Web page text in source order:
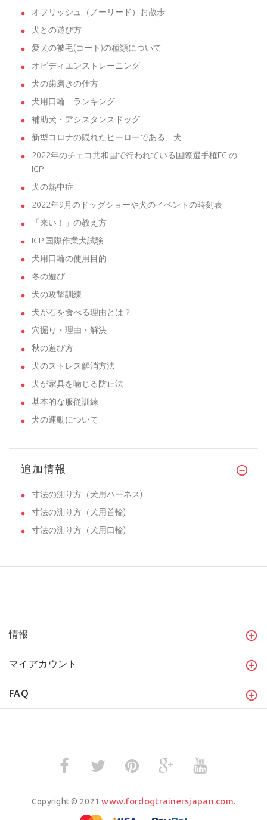
オフリッシュ（ノーリード）お散歩
犬との遊び方
愛犬の被毛(コート)の種類について
オビディエンストレーニング
犬の歯磨きの仕方
犬用口輪 ランキング
補助犬・アシスタンスドッグ
新型コロナの隠れたヒーローである、犬
2022年のチェコ共和国で行われている国際選手権FCIの
IGP
犬の熱中症
2022年9月のドッグショーや犬のイベントの時刻表
「来い！」の教え方
IGP 国際作業犬試験
犬用口輪の使用目的
冬の遊び
犬の攻撃訓練
犬が石を食べる理由とは？
穴掘り・理由・解決
秋の遊び方
犬のストレス解消方法
犬が家具を噛じる防止法
基本的な服従訓練
犬の運動について
追加情報
寸法の測り方（犬用ハーネス)
寸法の測り方（犬用首輪)
寸法の測り方（犬用口輪)
情報
マイアカウント
FAQ
Copyright © 2021www.fordogtrainersjapan.com.